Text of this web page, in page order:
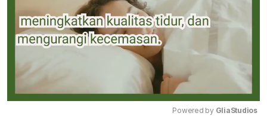
Powered by GliaStudios